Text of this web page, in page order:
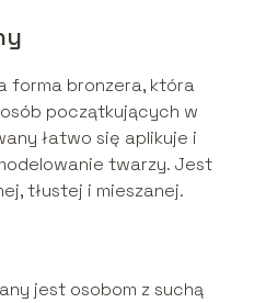
forma bronzera, która
początkujących w
łatwo się aplikuje i
twarzy. Jest
tłustej i mieszanej.
jest osobom z suchą